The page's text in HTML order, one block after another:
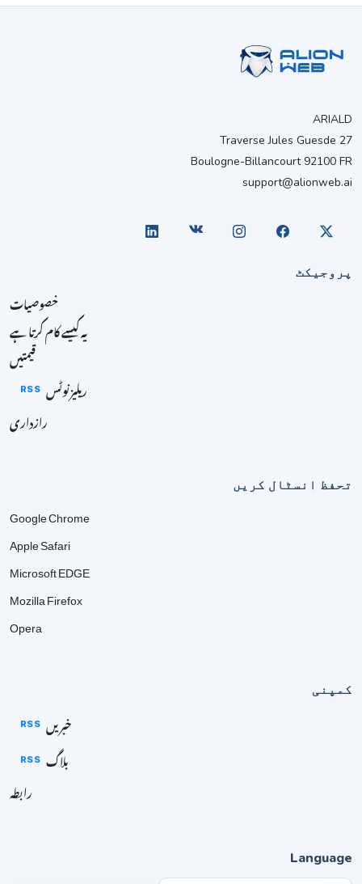
ARIALD
27 Traverse Jules Guesde
Boulogne-Billancourt 92100 FR
support@alionweb.ai
پروجیکٹ
خصوصیات
یہ کیسے کام کرتا ہے
قیمتیں
ریلیز نوٹس RSS
رازداری
تحفظ انسٹال کریں
Google Chrome
Apple Safari
Microsoft EDGE
Mozilla Firefox
Opera
کمپنی
خبریں RSS
بلاگ RSS
رابطہ
Language